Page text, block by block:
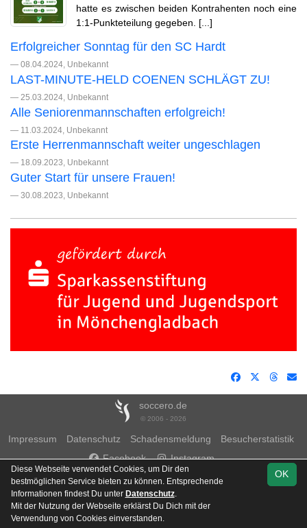
Team
hatte es zwischen beiden Kontrahenten noch eine
1:1-Punkteteilung gegeben. [...]
Erfolgreicher Sonntag für den SC Hardt
— 08.04.2024, Unbekannt
LAST-MINUTE-HELD COENEN SCHLÄGT ZU!
— 25.03.2024, Unbekannt
Alle Seniorenmannschaften erfolgreich!
— 11.03.2024, Unbekannt
Erste Herrenmannschaft weiter ungeschlagen
— 18.09.2023, Unbekannt
Guter Start für unsere Frauen!
— 30.08.2023, Unbekannt
soccero.de
© 2006 - 2026
Impressum Datenschutz Schadensmeldung
Besucherstatistik
Facebook
Instagram
OK
Diese Webseite verwendet Cookies, um Dir den
bestmöglichen Service bieten zu können. Entsprechende
Informationen findest Du unter Datenschutz.
Mit der Nutzung der Webseite erklärst Du Dich mit der
Verwendung von Cookies einverstanden.